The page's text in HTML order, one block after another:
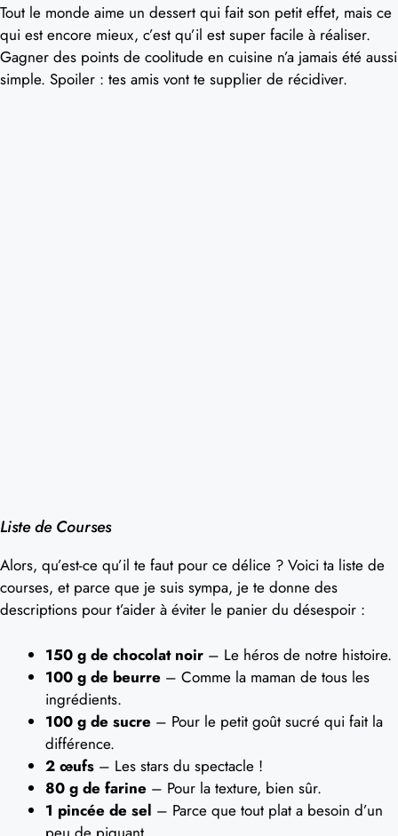
Tout le monde aime un dessert qui fait son petit effet, mais ce
qui est encore mieux, c’est qu’il est super facile à réaliser.
Gagner des points de coolitude en cuisine n’a jamais été aussi
simple. Spoiler : tes amis vont te supplier de récidiver.
Liste de Courses
Alors, qu’est-ce qu’il te faut pour ce délice ? Voici ta liste de
courses, et parce que je suis sympa, je te donne des
descriptions pour t’aider à éviter le panier du désespoir :
150 g de chocolat noir – Le héros de notre histoire.
100 g de beurre – Comme la maman de tous les
ingrédients.
100 g de sucre – Pour le petit goût sucré qui fait la
différence.
2 œufs – Les stars du spectacle !
80 g de farine – Pour la texture, bien sûr.
1 pincée de sel – Parce que tout plat a besoin d’un